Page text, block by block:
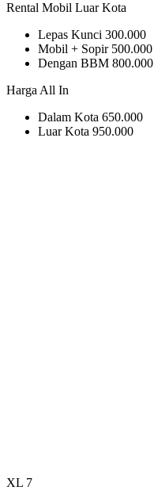
Rental Mobil Luar Kota
Lepas Kunci 300.000
Mobil + Sopir 500.000
Dengan BBM 800.000
Harga All In
Dalam Kota 650.000
Luar Kota 950.000
XL 7